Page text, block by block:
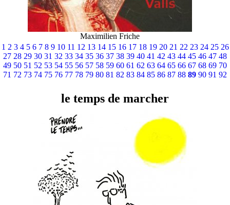
Maximilien Friche
1 2 3 4 5 6 7 8 9 10 11 12 13 14 15 16 17 18 19 20 21 22 23 24 25 26
27 28 29 30 31 32 33 34 35 36 37 38 39 40 41 42 43 44 45 46 47 48
49 50 51 52 53 54 55 56 57 58 59 60 61 62 63 64 65 66 67 68 69 70
71 72 73 74 75 76 77 78 79 80 81 82 83 84 85 86 87 88 89 90 91 92
le temps de marcher